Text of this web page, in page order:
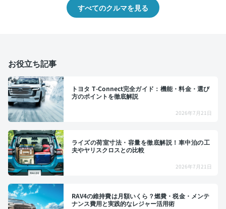
すべてのクルマを見る
お役立ち記事
トヨタ T-Connect完全ガイド：機能・料金・選び
方のポイントを徹底解説
2026年7月21日
ライズの荷室寸法・容量を徹底解説！車中泊の工
夫やヤリスクロスとの比較
2026年7月21日
RAV4の維持費は月額いくら？燃費・税金・メンテ
ナンス費用と実践的なレジャー活用術